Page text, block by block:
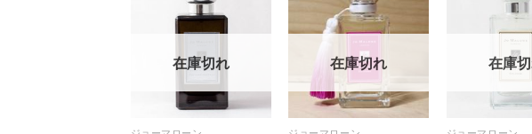
在庫切れ 在庫切れ 在庫